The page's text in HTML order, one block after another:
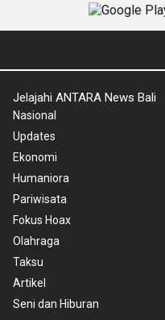
Jelajahi ANTARA News Bali
Nasional
Updates
Ekonomi
Humaniora
Pariwisata
Fokus Hoax
Olahraga
Taksu
Artikel
Seni dan Hiburan